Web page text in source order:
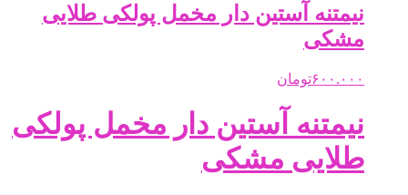
نیمتنه آستین دار مخمل پولکی طلایی
مشکی
۶۰۰.۰۰۰تومان
نیمتنه آستین دار مخمل پولکی
طلایی مشکی